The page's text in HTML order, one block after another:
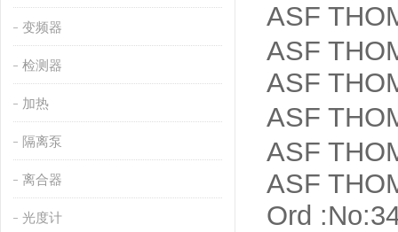
变频器
检测器
加热
隔离泵
离合器
光度计
ASF
ASF
ASF
ASF
ASF
ASF
Ord